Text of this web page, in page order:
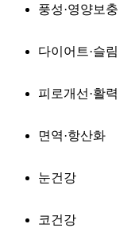
풍성·영양보충
다이어트·슬림
피로개선·활력
면역·항산화
눈건강
코건강